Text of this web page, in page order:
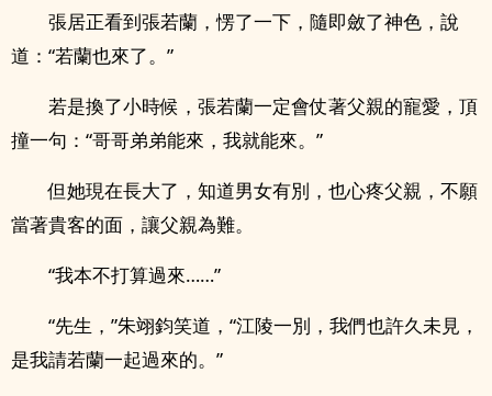
張居正看到張若蘭，愣了一下，隨即斂了神色，說
道：“若蘭也來了。”
若是換了小時候，張若蘭一定會仗著父親的寵愛，頂
撞一句：“哥哥弟弟能來，我就能來。”
但她現在長大了，知道男女有別，也心疼父親，不願
當著貴客的面，讓父親為難。
“我本不打算過來……”
“先生，”朱翊鈞笑道，“江陵一別，我們也許久未見，
是我請若蘭一起過來的。”